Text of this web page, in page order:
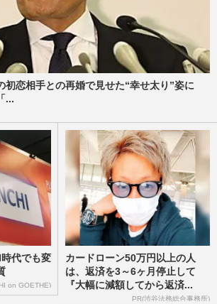
初恋相手との再婚で見せた“幸せ太り”姿に
...
時代でも変
on GOETHE)
カードローン50万円以上の人
は、返済を3～6ヶ月停止して
『大幅に減額してから返済...
PR(渋谷法務総合事務所)